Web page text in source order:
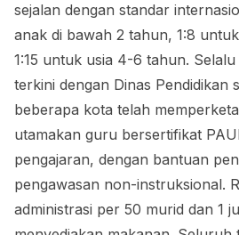
sejalan dengan standar
anak di bawah 2 tahun, 1:8
1:15 untuk usia 4-6 tahun.
terkini dengan Dinas Pendidikan
beberapa kota telah
utamakan guru bersertifikat
pengajaran, dengan bantuan
pengawasan non-instruksional.
administrasi per 50 murid dan 1